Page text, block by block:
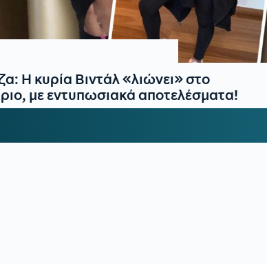
Η κυρία Βιντάλ «λιώνει» στο
με εντυπωσιακά αποτελέσματα!